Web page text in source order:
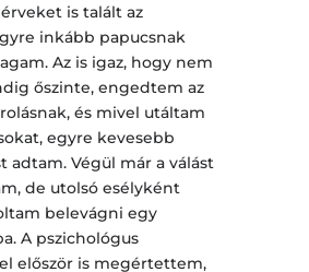
is talált az
inkább papucsnak
Az is igaz, hogy nem
őszinte, engedtem az
és mivel utáltam
egyre kevesebb
adtam. Végül már a válást
de utolsó esélyként
belevágni egy
A pszichológus
először is megértettem,